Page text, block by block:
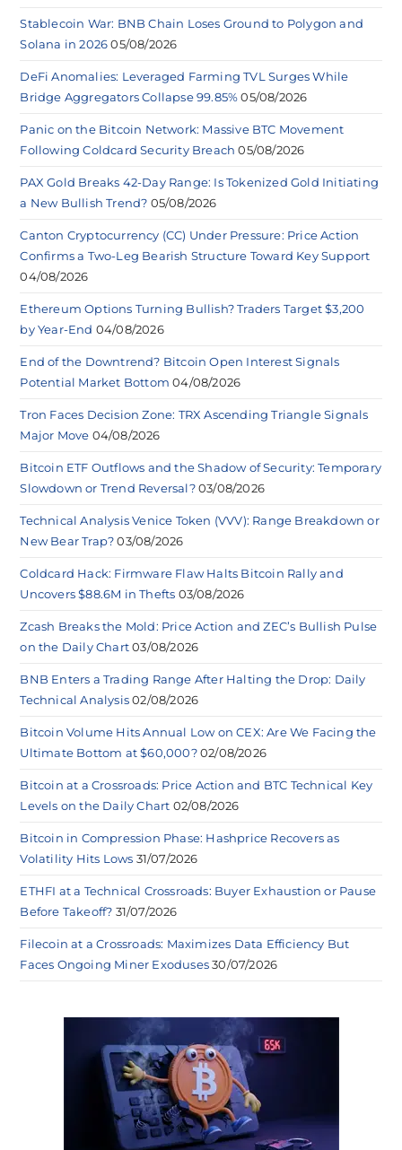
Stablecoin War: BNB Chain Loses Ground to Polygon and
Solana in 2026 05/08/2026
DeFi Anomalies: Leveraged Farming TVL Surges While
Bridge Aggregators Collapse 99.85% 05/08/2026
Panic on the Bitcoin Network: Massive BTC Movement
Following Coldcard Security Breach 05/08/2026
PAX Gold Breaks 42-Day Range: Is Tokenized Gold Initiating
a New Bullish Trend? 05/08/2026
Canton Cryptocurrency (CC) Under Pressure: Price Action
Confirms a Two-Leg Bearish Structure Toward Key Support
04/08/2026
Ethereum Options Turning Bullish? Traders Target $3,200
by Year-End 04/08/2026
End of the Downtrend? Bitcoin Open Interest Signals
Potential Market Bottom 04/08/2026
Tron Faces Decision Zone: TRX Ascending Triangle Signals
Major Move 04/08/2026
Bitcoin ETF Outflows and the Shadow of Security: Temporary
Slowdown or Trend Reversal? 03/08/2026
Technical Analysis Venice Token (VVV): Range Breakdown or
New Bear Trap? 03/08/2026
Coldcard Hack: Firmware Flaw Halts Bitcoin Rally and
Uncovers $88.6M in Thefts 03/08/2026
Zcash Breaks the Mold: Price Action and ZEC’s Bullish Pulse
on the Daily Chart 03/08/2026
BNB Enters a Trading Range After Halting the Drop: Daily
Technical Analysis 02/08/2026
Bitcoin Volume Hits Annual Low on CEX: Are We Facing the
Ultimate Bottom at $60,000? 02/08/2026
Bitcoin at a Crossroads: Price Action and BTC Technical Key
Levels on the Daily Chart 02/08/2026
Bitcoin in Compression Phase: Hashprice Recovers as
Volatility Hits Lows 31/07/2026
ETHFI at a Technical Crossroads: Buyer Exhaustion or Pause
Before Takeoff? 31/07/2026
Filecoin at a Crossroads: Maximizes Data Efficiency But
Faces Ongoing Miner Exoduses 30/07/2026